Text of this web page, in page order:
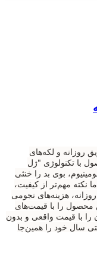
روزانه و لکه‌های
با تکنولوژی "ژل
بوی بد را خنثی
مهم‌تر از کیفیت،
هزینه‌های نجومی
محصول را با قیمت‌های
آن را با قیمت واقعی و بدون
سال خود را همین‌جا